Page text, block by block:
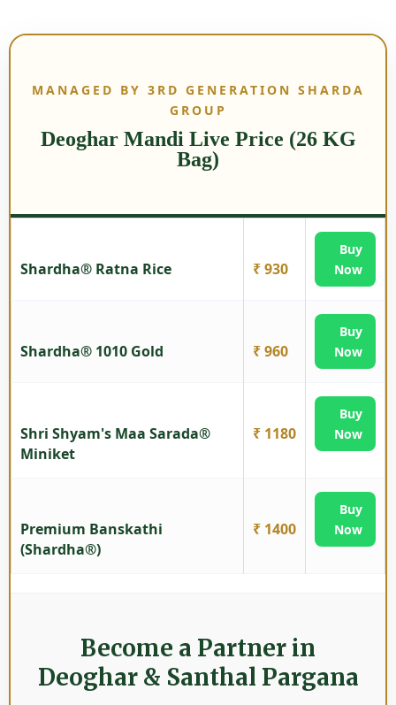
MANAGED BY 3RD GENERATION SHARDA
GROUP
Deoghar Mandi Live Price (26 KG
Bag)
Shardha® Ratna Rice ₹ 930
Buy
Now
Shardha® 1010 Gold ₹ 960
Buy
Now
Shri Shyam's Maa Sarada®
Miniket
₹ 1180
Buy
Now
Premium Banskathi
(Shardha®)
₹ 1400
Buy
Now
Become a Partner in
Deoghar & Santhal Pargana